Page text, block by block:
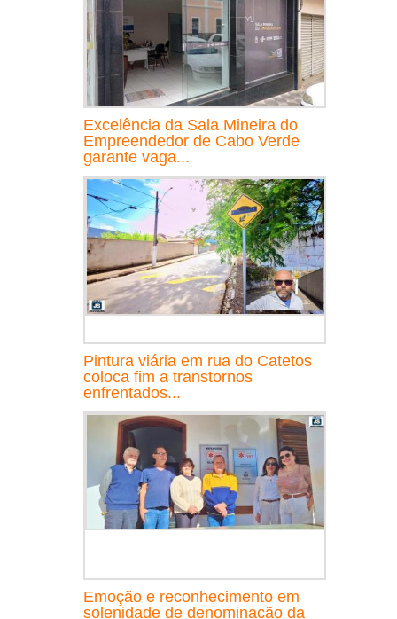
Excelência da Sala Mineira do
Empreendedor de Cabo Verde
garante vaga...
Pintura viária em rua do Catetos
coloca fim a transtornos
enfrentados...
Emoção e reconhecimento em
solenidade de denominação da